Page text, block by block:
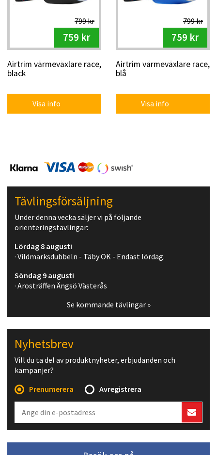
799 kr
759 kr
Airtrim värmeväxlare race,
black
Visa info
799 kr
759 kr
Airtrim värmeväxlare race,
blå
Visa info
Tävlingsförsäljning
Under denna vecka säljer vi på följande
orienteringstävlingar:
Lördag 8 augusti
· Vildmarksdubbeln - Täby OK - Endast lördag.
Söndag 9 augusti
· Arosträffen Ängsö Västerås
Se kommande tävlingar »
Nyhetsbrev
Vill du ta del av produktnyheter, erbjudanden och
kampanjer?
Prenumerera
Avregistrera